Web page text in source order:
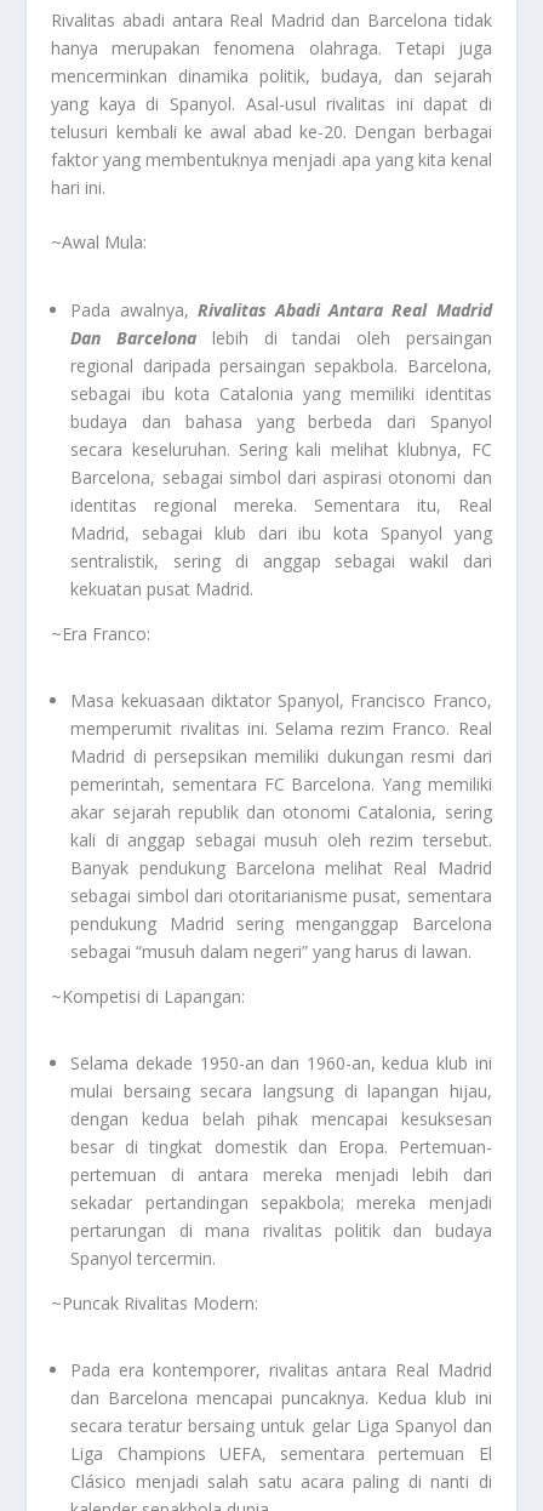
Rivalitas abadi antara Real Madrid dan Barcelona tidak
hanya merupakan fenomena olahraga. Tetapi juga
mencerminkan dinamika politik, budaya, dan sejarah
yang kaya di Spanyol. Asal-usul rivalitas ini dapat di
telusuri kembali ke awal abad ke-20. Dengan berbagai
faktor yang membentuknya menjadi apa yang kita kenal
hari ini.
~Awal Mula:
Pada awalnya, Rivalitas Abadi Antara Real Madrid
Dan Barcelona lebih di tandai oleh persaingan
regional daripada persaingan sepakbola. Barcelona,
sebagai ibu kota Catalonia yang memiliki identitas
budaya dan bahasa yang berbeda dari Spanyol
secara keseluruhan. Sering kali melihat klubnya, FC
Barcelona, sebagai simbol dari aspirasi otonomi dan
identitas regional mereka. Sementara itu, Real
Madrid, sebagai klub dari ibu kota Spanyol yang
sentralistik, sering di anggap sebagai wakil dari
kekuatan pusat Madrid.
~Era Franco:
Masa kekuasaan diktator Spanyol, Francisco Franco,
memperumit rivalitas ini. Selama rezim Franco. Real
Madrid di persepsikan memiliki dukungan resmi dari
pemerintah, sementara FC Barcelona. Yang memiliki
akar sejarah republik dan otonomi Catalonia, sering
kali di anggap sebagai musuh oleh rezim tersebut.
Banyak pendukung Barcelona melihat Real Madrid
sebagai simbol dari otoritarianisme pusat, sementara
pendukung Madrid sering menganggap Barcelona
sebagai “musuh dalam negeri” yang harus di lawan.
~Kompetisi di Lapangan:
Selama dekade 1950-an dan 1960-an, kedua klub ini
mulai bersaing secara langsung di lapangan hijau,
dengan kedua belah pihak mencapai kesuksesan
besar di tingkat domestik dan Eropa. Pertemuan-
pertemuan di antara mereka menjadi lebih dari
sekadar pertandingan sepakbola; mereka menjadi
pertarungan di mana rivalitas politik dan budaya
Spanyol tercermin.
~Puncak Rivalitas Modern:
Pada era kontemporer, rivalitas antara Real Madrid
dan Barcelona mencapai puncaknya. Kedua klub ini
secara teratur bersaing untuk gelar Liga Spanyol dan
Liga Champions UEFA, sementara pertemuan El
Clásico menjadi salah satu acara paling di nanti di